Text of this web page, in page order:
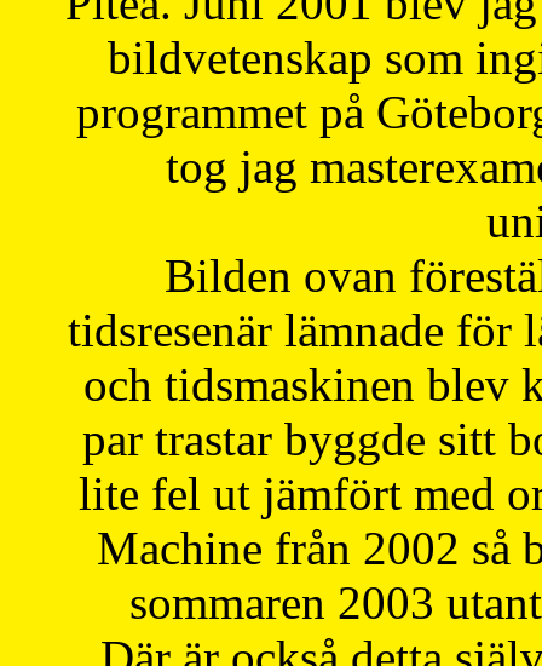
bildvetenskap som
programmet på
tog jag
Bilden ovan
tidsresenär lämnade för
och tidsmaskinen blev
par trastar byggde sitt
lite fel ut jämfört med
Machine från 2002 så
sommaren 2003